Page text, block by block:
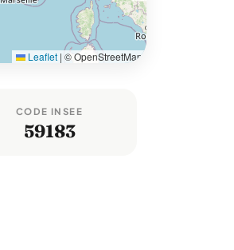
Leaflet | © OpenStreetMap
CODE INSEE
59183